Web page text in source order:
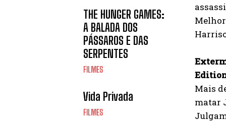
THE HUNGER GAMES:
A BALADA DOS
PÁSSAROS E DAS
SERPENTES
FILMES
Vida Privada
FILMES
Mais
matar